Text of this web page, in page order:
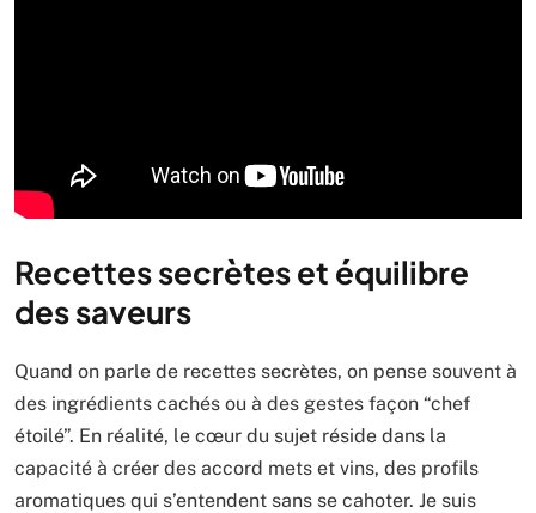
Recettes secrètes et équilibre
des saveurs
Quand on parle de recettes secrètes, on pense souvent à
des ingrédients cachés ou à des gestes façon “chef
étoilé”. En réalité, le cœur du sujet réside dans la
capacité à créer des accord mets et vins, des profils
aromatiques qui s’entendent sans se cahoter. Je suis